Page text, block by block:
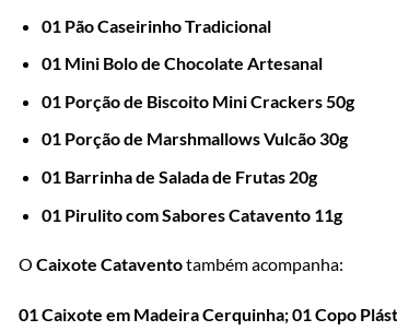
01 Pão Caseirinho Tradicional
01 Mini Bolo de Chocolate Artesanal
01 Porção de Biscoito Mini Crackers 50g
01 Porção de Marshmallows Vulcão 30g
01 Barrinha de Salada de Frutas 20g
01 Pirulito com Sabores Catavento 11g
O Caixote Cataventotambém acompanha:
01 Caixote em Madeira Cerquinha; 01 Copo